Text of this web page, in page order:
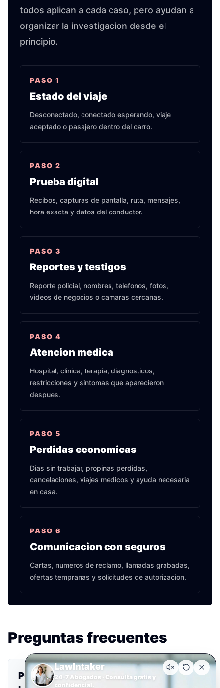
todos aplican a cada caso, pero ayudan a
organizar la investigacion desde el
principio.
PASO 1
Estado del viaje
Desconectado, conectado esperando, viaje
aceptado o pasajero dentro del carro.
PASO 2
Prueba digital
Recibos, capturas de pantalla, ruta, mensajes,
hora exacta y datos del conductor.
PASO 3
Reportes y testigos
Reporte policial, nombres, telefonos, fotos,
videos de negocios o camaras cercanas.
PASO 4
Atencion medica
Hospital, clinica, terapia, diagnosticos,
restricciones y sintomas que aparecieron
despues.
PASO 5
Perdidas economicas
Dias sin trabajar, propinas perdidas,
cancelaciones, viajes medicos y ayuda necesaria
en casa.
PASO 6
Comunicacion con seguros
Cartas, numeros de reclamo, llamadas grabadas,
ofertas tempranas y solicitudes de autorizacion.
Preguntas frecuentes
Puedo reclamar si era pasajero de Uber o
LawIntaker
24-7 Abogados · Consulta gratis y
confidencial.